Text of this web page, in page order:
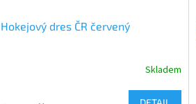
Hokejový dres ČR červený
Skladem